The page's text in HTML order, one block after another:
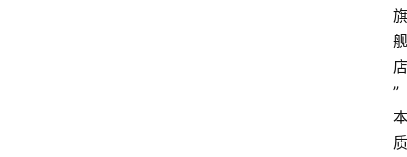
旗
舰
店
”
本
质